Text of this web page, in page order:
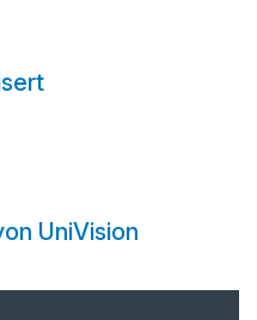
UniVision